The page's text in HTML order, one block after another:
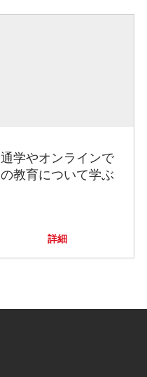
通学やオンラインで
の教育について学ぶ
詳細